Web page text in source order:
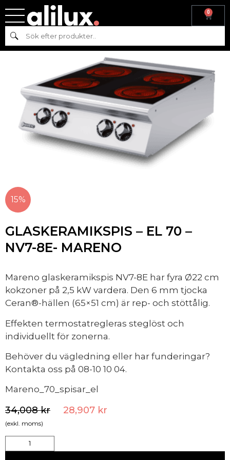
0
Sök
Hem
8E- MARENO
15%
GLASKERAMIKSPIS – EL 70 –
NV7-8E- MARENO
Mareno glaskeramikspis NV7-8E har fyra Ø22 cm
kokzoner på 2,5 kW vardera. Den 6 mm tjocka
Ceran®-hällen (65×51 cm) är rep- och stöttålig.
Effekten termostatregleras steglöst och
individuellt för zonerna.
Behöver du vägledning eller har funderingar?
Kontakta oss på 08-10 10 04.
Mareno_70_spisar_el
34,008kr 28,907 kr
(exkl. moms)